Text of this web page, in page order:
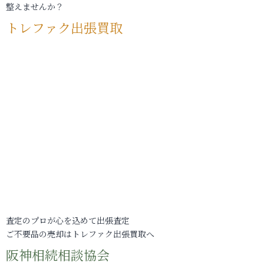
整えませんか？
トレファク出張買取
査定のプロが心を込めて出張査定
ご不要品の売却はトレファク出張買取へ
阪神相続相談協会